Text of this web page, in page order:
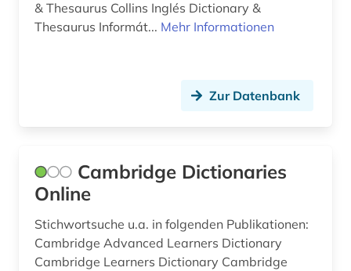
& Thesaurus Collins Inglés Dictionary &
Thesaurus Informát... Mehr Informationen
Zur Datenbank
Cambridge Dictionaries
Online
Stichwortsuche u.a. in folgenden Publikationen:
Cambridge Advanced Learners Dictionary
Cambridge Learners Dictionary Cambridge